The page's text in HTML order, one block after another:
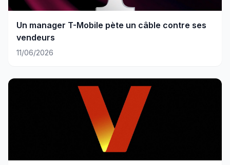
Un manager T-Mobile pète un câble contre ses
vendeurs
11/06/2026